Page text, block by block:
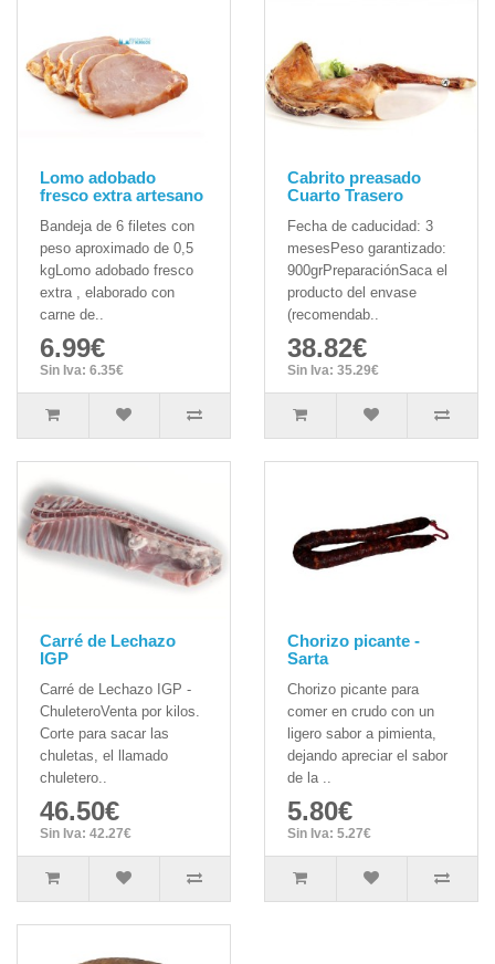
Lomo adobado
fresco extra artesano
Bandeja de 6 filetes con
peso aproximado de 0,5
kgLomo adobado fresco
extra , elaborado con
carne de..
6.99€
Sin Iva: 6.35€
Cabrito preasado
Cuarto Trasero
Fecha de caducidad: 3
mesesPeso garantizado:
900grPreparaciónSaca el
producto del envase
(recomendab..
38.82€
Sin Iva: 35.29€
Carré de Lechazo
IGP
Carré de Lechazo IGP -
ChuleteroVenta por kilos.
Corte para sacar las
chuletas, el llamado
chuletero..
46.50€
Sin Iva: 42.27€
Chorizo picante -
Sarta
Chorizo picante para
comer en crudo con un
ligero sabor a pimienta,
dejando apreciar el sabor
de la ..
5.80€
Sin Iva: 5.27€